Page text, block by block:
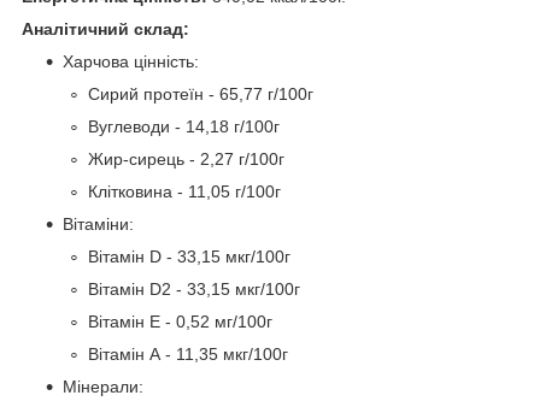
Аналітичний склад:
Харчова цінність:
Сирий протеїн - 65,77 г/100г
Вуглеводи - 14,18 г/100г
Жир-сирець - 2,27 г/100г
Клітковина - 11,05 г/100г
Вітаміни:
Вітамін D - 33,15 мкг/100г
Вітамін D2 - 33,15 мкг/100г
Вітамін Е - 0,52 мг/100г
Вітамін А - 11,35 мкг/100г
Мінерали: